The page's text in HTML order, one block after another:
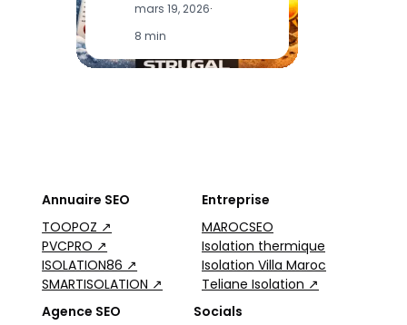
mars 19, 2026·
8 min
Annuaire SEO
TOOPOZ ↗
PVCPRO ↗
ISOLATION86 ↗
SMARTISOLATION ↗
Entreprise
MAROCSEO
Isolation thermique
Isolation Villa Maroc
Teliane Isolation ↗
Agence SEO
Socials